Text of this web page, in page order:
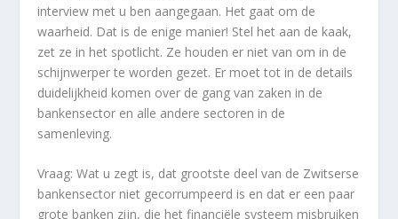
interview met u ben aangegaan. Het gaat om de
waarheid. Dat is de enige manier! Stel het aan de kaak,
zet ze in het spotlicht. Ze houden er niet van om in de
schijnwerper te worden gezet. Er moet tot in de details
duidelijkheid komen over de gang van zaken in de
bankensector en alle andere sectoren in de
samenleving.
Vraag: Wat u zegt is, dat grootste deel van de Zwitserse
bankensector niet gecorrumpeerd is en dat er een paar
grote banken zijn, die het financiële systeem misbruiken